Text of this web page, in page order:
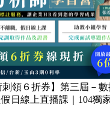
刺領６折券】第三屆－
假日線上直播課｜104獨